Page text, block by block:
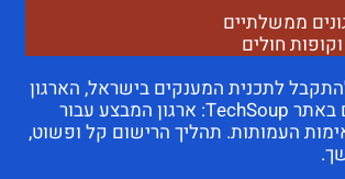
ממשלתיים
חולים
לתכנית המענקים בישראל, הארגון
חייב להיות רשום באתר TechSoup: ארגון המבצע עבור
העמותות. תהליך הרישום קל ופשוט,